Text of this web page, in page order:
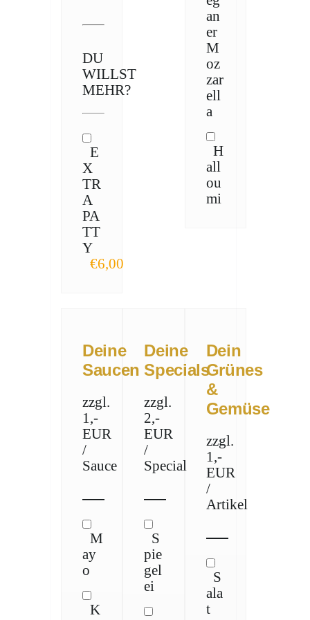
DU
WILLST
MEHR?
E
X
TR
A
PA
TT
Y
€6,00
an
er
M
oz
zar
ell
a
H
all
ou
mi
Deine
Saucen
zzgl.
1,-
EUR
/
Sauce
M
ay
o
K
Deine
Specials
zzgl.
2,-
EUR
/
Special
S
pie
gel
ei
Dein
Grünes
&
Gemüse
zzgl.
1,-
EUR
/
Artikel
S
ala
t